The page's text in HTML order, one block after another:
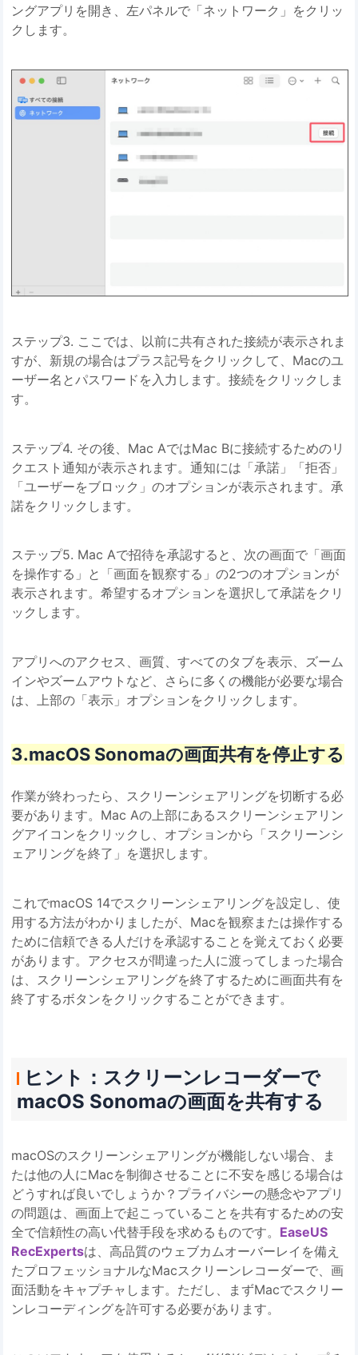
ングアプリを開き、左パネルで「ネットワーク」をクリッ
クします。
ステップ3. ここでは、以前に共有された接続が表示されま
すが、新規の場合はプラス記号をクリックして、Macのユ
ーザー名とパスワードを入力します。接続をクリックしま
す。
ステップ4. その後、Mac AではMac Bに接続するためのリ
クエスト通知が表示されます。通知には「承諾」「拒否」
「ユーザーをブロック」のオプションが表示されます。承
諾をクリックします。
ステップ5. Mac Aで招待を承認すると、次の画面で「画面
を操作する」と「画面を観察する」の2つのオプションが
表示されます。希望するオプションを選択して承諾をクリ
ックします。
アプリへのアクセス、画質、すべてのタブを表示、ズーム
インやズームアウトなど、さらに多くの機能が必要な場合
は、上部の「表示」オプションをクリックします。
3.macOS Sonomaの画面共有を停止する
作業が終わったら、スクリーンシェアリングを切断する必
要があります。Mac Aの上部にあるスクリーンシェアリン
グアイコンをクリックし、オプションから「スクリーンシ
ェアリングを終了」を選択します。
これでmacOS 14でスクリーンシェアリングを設定し、使
用する方法がわかりましたが、Macを観察または操作する
ために信頼できる人だけを承認することを覚えておく必要
があります。アクセスが間違った人に渡ってしまった場合
は、スクリーンシェアリングを終了するために画面共有を
終了するボタンをクリックすることができます。
ヒント：スクリーンレコーダーで
macOS Sonomaの画面を共有する
macOSのスクリーンシェアリングが機能しない場合、ま
たは他の人にMacを制御させることに不安を感じる場合は
どうすれば良いでしょうか？プライバシーの懸念やアプリ
の問題は、画面上で起こっていることを共有するための安
全で信頼性の高い代替手段を求めるものです。 EaseUS
RecExpertsは、高品質のウェブカムオーバーレイを備え
たプロフェッショナルなMacスクリーンレコーダーで、画
面活動をキャプチャします。ただし、まずMacでスクリー
ンレコーディングを許可する必要があります。